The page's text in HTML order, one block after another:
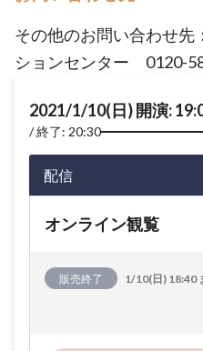
その他のお問い合わせ先
ションセンター 0120-
2021/1/10(日) 開演:
終了: 20:30
配信
オンライン観覧
販売終了 1/10(日) 18:40